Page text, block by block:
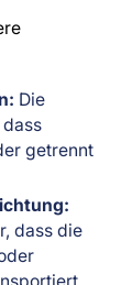
Die
getrennt
dass die